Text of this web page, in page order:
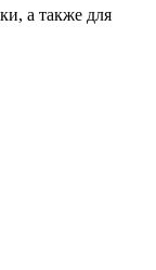
а также для